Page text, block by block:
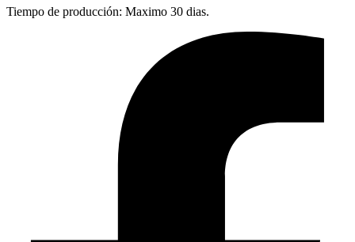
Tiempo de producción: Maximo 30 dias.